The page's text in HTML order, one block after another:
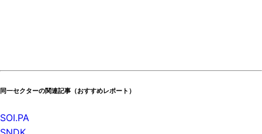
同一セクターの関連記事（おすすめレポート）
SOI.PA